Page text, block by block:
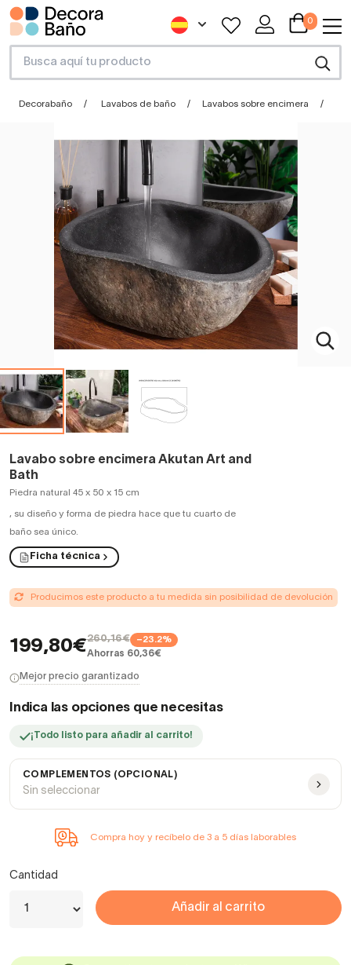
0
Decorabaño Lavabos de baño Lavabos sobre encimera
Lavabo sobre encimera Akutan Art and
Bath
Piedra natural 45 x 50 x 15 cm
, su diseño y forma de piedra hace que tu cuarto de
baño sea único.
Ficha técnica
Producimos este producto a tu medida sin posibilidad de devolución
199,80€260,16€ −23.2%
Ahorras 60,36€
Mejor precio garantizado
Indica las opciones que necesitas
¡Todo listo para añadir al carrito!
COMPLEMENTOS (OPCIONAL)
Sin seleccionar
Compra hoy y recíbelo de 3 a 5 días laborables
Cantidad
Añadir al carrito